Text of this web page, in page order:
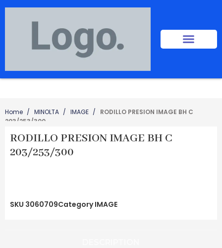
Home MINOLTA IMAGE
RODILLO PRESION IMAGE BH C
203/253/300
RODILLO PRESION IMAGE BH C
203/253/300
SKU 3060709Category IMAGE